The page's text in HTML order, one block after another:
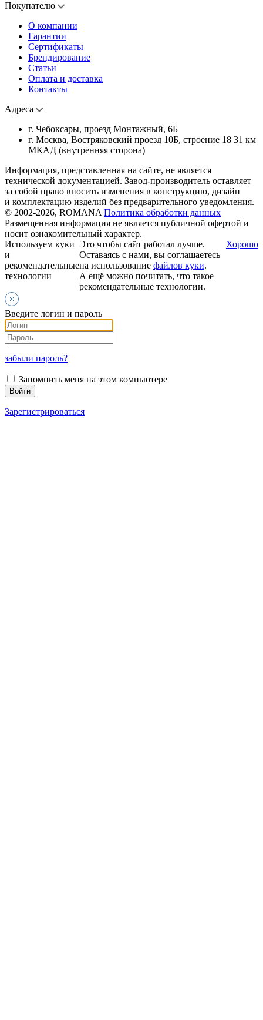
Покупателю
О компании
Гарантии
Сертификаты
Брендирование
Статьи
Оплата и доставка
Контакты
Адреса
г. Чебоксары, проезд Монтажный, 6Б
г. Москва, Востряковский проезд 10Б, строение 18 31 км
МКАД (внутренняя сторона)
Информация, представленная на сайте, не является
технической документацией. Завод-производитель оставляет
за собой право вносить изменения в конструкцию, дизайн
и комплектацию изделий без предварительного уведомления.
© 2002-2026, ROMANA Политика обработки данных
Размещенная информация не является публичной офертой и
носит ознакомительный характер.
Используем куки
и
рекомендательные
технологии
Это чтобы сайт работал лучше.
Оставаясь с нами, вы соглашаетесь
на использование файлов куки.
А ещё можно почитать, что такое
рекомендательные технологии.
Хорошо
Введите логин и пароль
забыли пароль?
Запомнить меня на этом компьютере
Зарегистрироваться